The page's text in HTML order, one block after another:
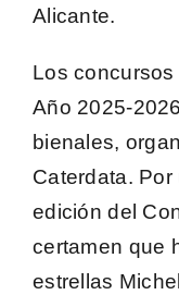
Alicante.
Los concursos
Año 2025-2026
bienales,
Caterdata.
edición del
certamen que
estrellas